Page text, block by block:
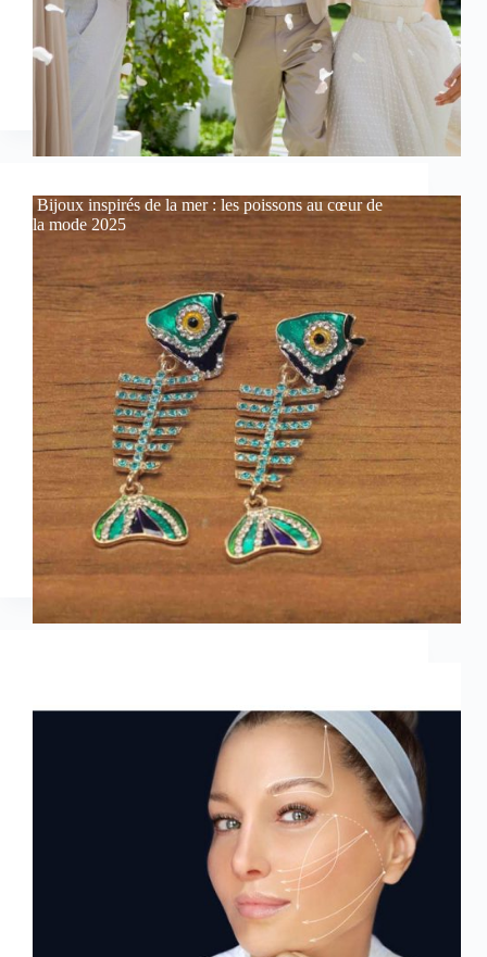
Bijoux inspirés de la mer : les poissons au cœur de
la mode 2025